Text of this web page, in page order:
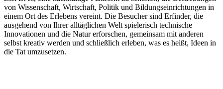
von Wissenschaft, Wirtschaft, Politik und Bildungseinrichtungen in
einem Ort des Erlebens vereint. Die Besucher sind Erfinder, die
ausgehend von Ihrer alltäglichen Welt spielerisch technische
Innovationen und die Natur erforschen, gemeinsam mit anderen
selbst kreativ werden und schließlich erleben, was es heißt, Ideen in
die Tat umzusetzen.